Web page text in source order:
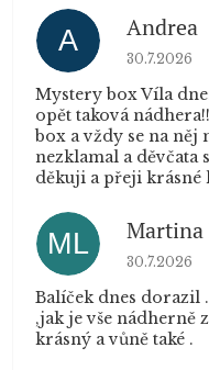
A Andrea
30.7.2026
Mystery box Víla
opět taková
box a vždy se na něj
nezklamal a děvčata
děkuji a přeji krásné
ML Martina
30.7.2026
Balíček dnes dorazil
,jak je vše nádherně
krásný a vůně také .